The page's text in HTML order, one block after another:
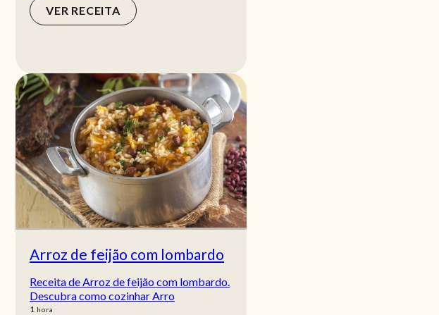
VER RECEITA
Arroz de feijão com lombardo
Receita de Arroz de feijão com lombardo.
Descubra como cozinhar Arro
1 hora
hora